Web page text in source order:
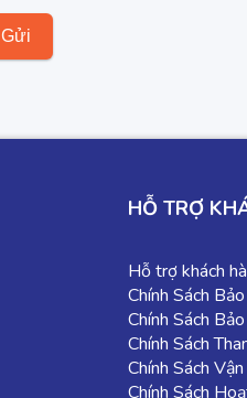
HỖ TRỢ
Hỗ trợ khách
Chính Sách
Chính Sách
Chính Sách
Chính Sách
Chính Sách